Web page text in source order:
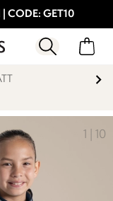
| CODE: GET10
1 10